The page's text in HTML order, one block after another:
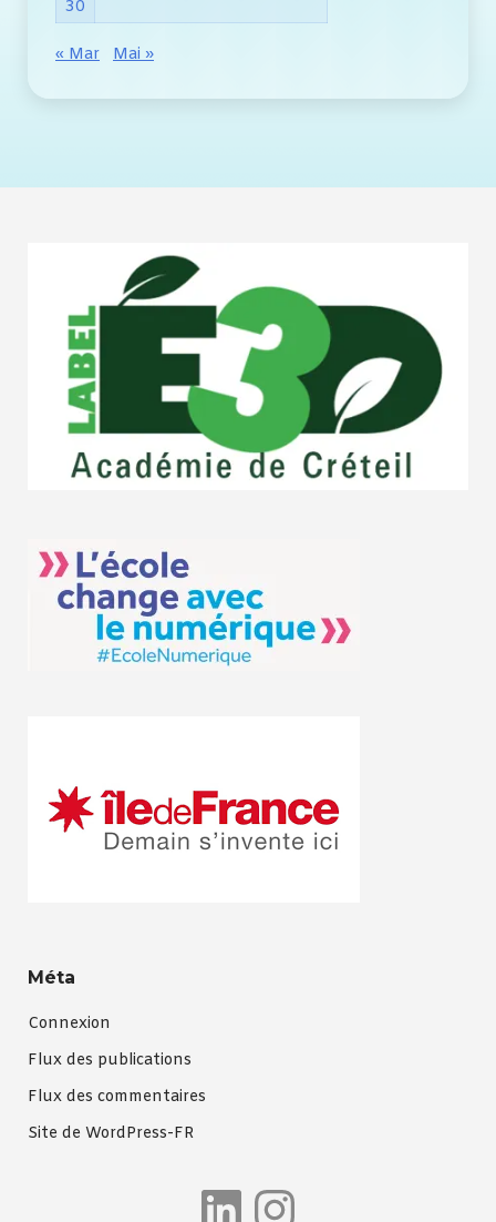
30
« Mar Mai »
Méta
Connexion
Flux des publications
Flux des commentaires
Site de WordPress-FR